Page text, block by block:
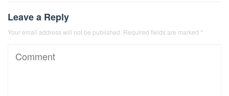
Leave a Reply
Your email address will not be published. Required fields are marked *